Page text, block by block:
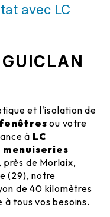
avec LC
et l'isolation de
ou votre
à LC
menuiseries
près de Morlaix,
(29), notre
de 40 kilomètres
tous vos besoins.